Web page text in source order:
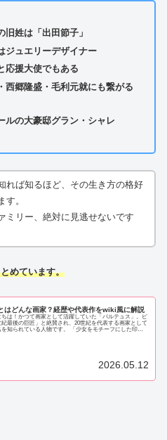
姓は「出田節子」
ジュエリーデザイナー
応援大使でもある
西郷隆盛・毛利元就にも繋がる
ルの大豪邸グラン・シャレ
れば知るほど、その生き方の格好
す。
ミリー、絶対に見逃せないです
めています。
はどんな画家？経歴や代表作をwiki風に解説
は！かつて画家として活躍していた「バルテュス」。ピ
紀最後の巨匠」と絶賛され、20世紀を代表する画家として
知られている人物です。 「少女をモチーフにした印象
2026.05.12